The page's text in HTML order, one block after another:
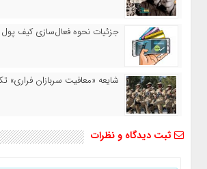
جزئیات نحوه فعال‌سازی کیف پول
شایعه «معافیت سربازان فراری»
ثبت دیدگاه و نظرات